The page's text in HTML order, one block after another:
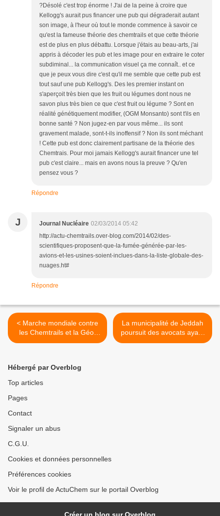
?Désolé c'est trop énorme ! J'ai de la peine à croire que
Kellogg's aurait pus financer une pub qui dégraderait autant
son image, à l'heur où tout le monde commence à savoir ce
qu'est la fameuse théorie des chemtrails et que cette théorie
est de plus en plus débattu. Lorsque j'étais au beau-arts, j'ai
appris à décoder les pub et les image pour en extraire le coter
subdiminal... la communication visuel ça me connaît.. et ce
que je peux vous dire c'est qu'il me semble que cette pub est
tout sauf une pub Kellogg's. Des les premier instant on
s'aperçoit très bien que les fruit ou légumes dont nous ne
savon plus très bien ce que c'est fruit ou légume ? Sont en
réalité génétiquement modifier, (OGM Monsanto) sont t'ils en
bonne santé ? Non jugez-en par vous même... ils sont
gravement malade, sont-t-ils inoffensif ? Non ils sont méchant
! Cette pub est donc clairement partisane de la théorie des
Chemtrais. Pour moi jamais Kellogg's aurait financer une tel
pub c'est claire... mais en avons nous la preuve ? Qu'en
pensez vous ?
Répondre
J Journal Nucléaire 02/03/2014 05:42
http://actu-chemtrails.over-blog.com/2014/02/des-
scientifiques-proposent-que-la-fumée-générée-par-les-
avions-et-les-usines-soient-inclues-dans-la-liste-globale-des-
nuages.ht#
Répondre
< Marche mondiale contre
les Chemtrails et la Géo-
ingénierie à Bruxelles !
La municipalité de Jeddah
poursuit des avocats ayant
prétendus qu'elle dispersait
Hébergé par Overblog
Top articles
Pages
Contact
Signaler un abus
C.G.U.
Cookies et données personnelles
Préférences cookies
Voir le profil de ActuChem sur le portail Overblog